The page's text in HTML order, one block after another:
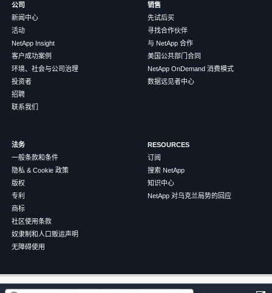
公司
新闻中心
活动
NetApp Insight
客户成功案例
环境、社会与公司治理
投资者
招聘
联系我们
销售
先试后买
寻找合作伙伴
与 NetApp 合作
美国公共部门合同
NetApp OnDemand 消费模式
数据远见者中心
法务
一般条款和条件
隐私 & Cookie 政策
版权
专利
商标
社区使用条款
奴隶制和人口贩运声明
无障碍使用
RESOURCES
订阅
搜索 NetApp
知识中心
NetApp 对乌克兰局势的回应